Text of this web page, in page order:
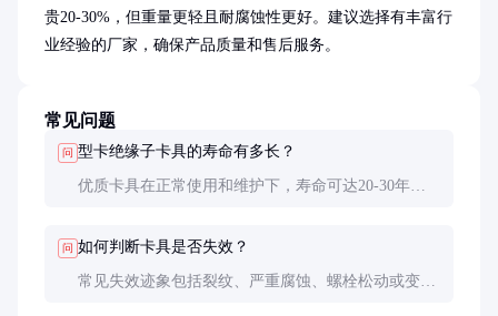
贵20-30%，但重量更轻且耐腐蚀性更好。建议选择有丰富行
业经验的厂家，确保产品质量和售后服务。
常见问题
问 型卡绝缘子卡具的寿命有多长？
优质卡具在正常使用和维护下，寿命可达20-30年。
问 如何判断卡具是否失效？
常见失效迹象包括裂纹、严重腐蚀、螺栓松动或变